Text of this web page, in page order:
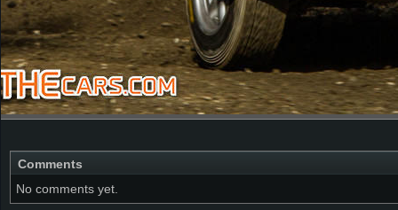
Comments
No comments yet.